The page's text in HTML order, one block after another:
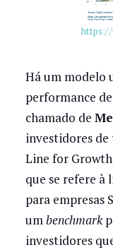
Há um modelo
performance
chamado de
investidores
Line for
que se refere
para empresas
umbenchmark
investidores